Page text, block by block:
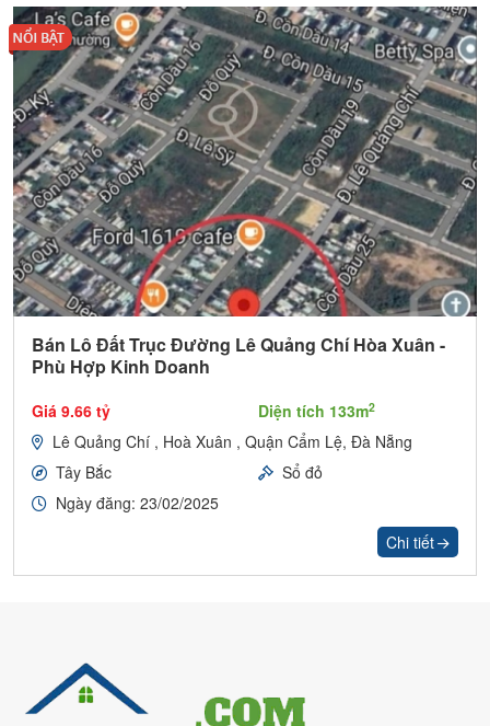
Bán Lô Đất Trục Đường Lê Quảng Chí Hòa Xuân -
Phù Hợp Kinh Doanh
Giá 9.66 tỷ Diện tích 133m2
Lê Quảng Chí , Hoà Xuân , Quận Cẩm Lệ, Đà Nẵng
Tây Bắc
Sổ đỏ
Ngày đăng: 23/02/2025
Chi tiết